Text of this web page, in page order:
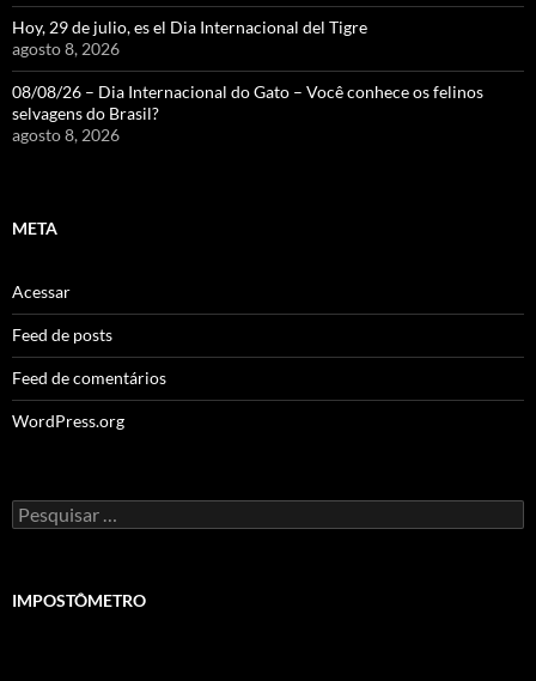
Hoy, 29 de julio, es el Dia Internacional del Tigre
agosto 8, 2026
08/08/26 – Dia Internacional do Gato – Você conhece os felinos
selvagens do Brasil?
agosto 8, 2026
META
Acessar
Feed de posts
Feed de comentários
WordPress.org
Pesquisar
por:
IMPOSTÔMETRO